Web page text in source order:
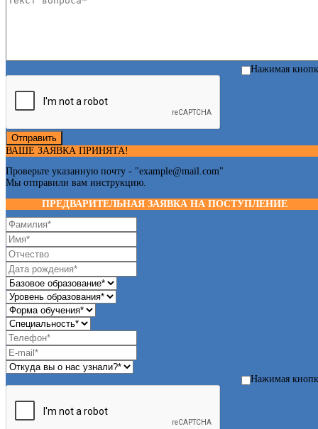
Нажимая
Отправить
ВАШЕ ЗАЯВКА ПРИНЯТА!
Проверьте указанную почту - "example@mail.com"
Мы отправили вам инструкцию.
ПРЕДВАРИТЕЛЬНАЯ ЗАЯВКА НА ПОСТУПЛЕНИЕ
Нажимая